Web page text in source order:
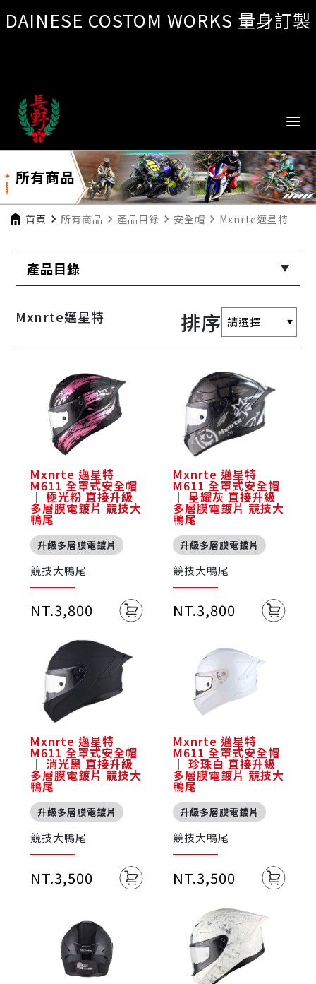
DAINESE COSTOM WORKS 量身訂製
所有商品
首頁 navigate_next 所有商品 navigate_next 產品目錄 navigate_next 安全帽 navigate_next Mxnrte邁星特
產品目錄
Mxnrte邁星特 排序
Mxnrte 邁星特
M611 全罩式安全帽
｜ 極光粉 直接升級
多層膜電鍍片 競技大
鴨尾
升級多層膜電鍍片
競技大鴨尾
NT.3,800
Mxnrte 邁星特
M611 全罩式安全帽
｜ 星耀灰 直接升級
多層膜電鍍片 競技大
鴨尾
升級多層膜電鍍片
競技大鴨尾
NT.3,800
Mxnrte 邁星特
M611 全罩式安全帽
｜ 消光黑 直接升級
多層膜電鍍片 競技大
鴨尾
升級多層膜電鍍片
競技大鴨尾
NT.3,500
Mxnrte 邁星特
M611 全罩式安全帽
｜ 珍珠白 直接升級
多層膜電鍍片 競技大
鴨尾
升級多層膜電鍍片
競技大鴨尾
NT.3,500